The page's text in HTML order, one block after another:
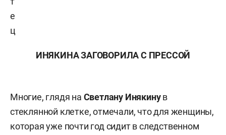
е
ц
ИНЯКИНА ЗАГОВОРИЛА С ПРЕССОЙ
Многие, глядя на Светлану Инякинув
стеклянной клетке, отмечали, что для женщины,
которая уже почти год сидит в следственном